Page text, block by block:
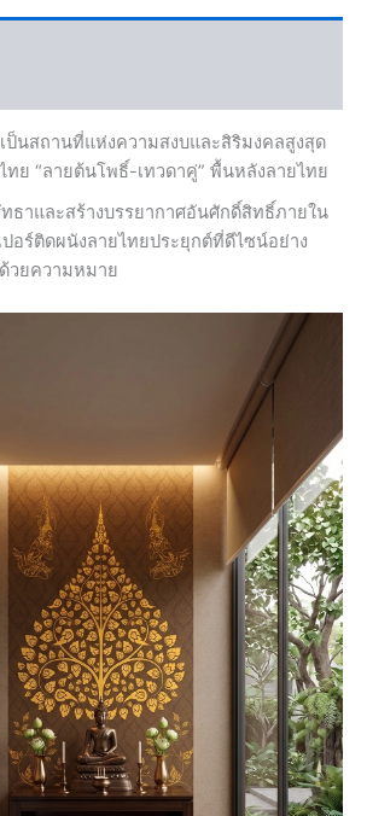
ป็นสถานที่แห่งความสงบและสิริมงคลสูงสุด
ทย “ลายต้นโพธิ์-เทวดาคู่” พื้นหลังลายไทย
ธาและสร้างบรรยากาศอันศักดิ์สิทธิ์ภายใน
อร์ติดผนังลายไทยประยุกต์ที่ดีไซน์อย่าง
วยความหมาย